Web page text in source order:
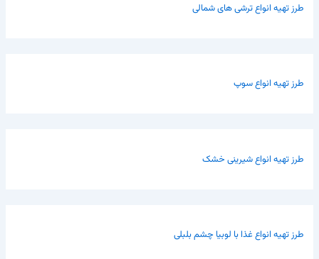
طرز تهیه انواع ترشی های شمالی
طرز تهیه انواع سوپ
طرز تهیه انواع شیرینی خشک
طرز تهیه انواع غذا با لوبیا چشم بلبلی